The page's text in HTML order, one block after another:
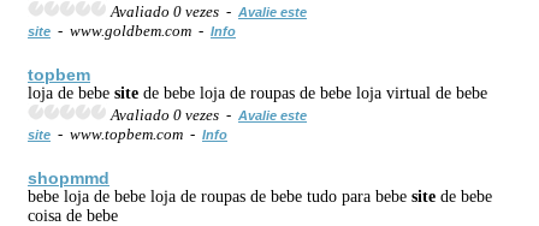
Avaliado 0 vezes - Avalie este
site - www.goldbem.com - Info
topbem
loja de bebe site de bebe loja de roupas de bebe loja virtual de bebe
Avaliado 0 vezes - Avalie este
site - www.topbem.com - Info
shopmmd
bebe loja de bebe loja de roupas de bebe tudo para bebe site de bebe
coisa de bebe